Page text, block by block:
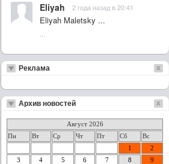
Eliyah 2 года назад в 20:41
Eliyah Maletsky ...
Реклама
Архив новостей
Август 2026
Пн
Вт Ср Чт Пт Сб
Вс
1
2
3
4 5 6 7 8
9